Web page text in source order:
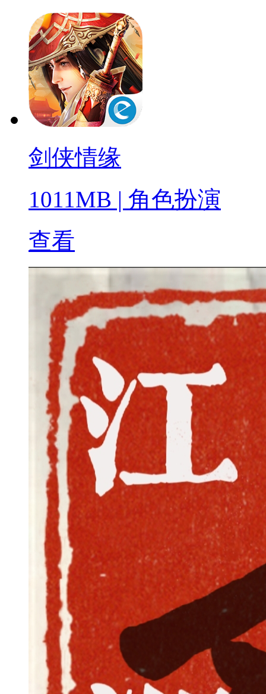
剑侠情缘
1011MB | 角色扮演
查看